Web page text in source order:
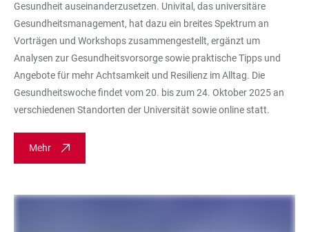
Gesundheit auseinanderzusetzen. Univital, das universitäre
Gesundheitsmanagement, hat dazu ein breites Spektrum an
Vorträgen und Workshops zusammengestellt, ergänzt um
Analysen zur Gesundheitsvorsorge sowie praktische Tipps und
Angebote für mehr Achtsamkeit und Resilienz im Alltag. Die
Gesundheitswoche findet vom 20. bis zum 24. Oktober 2025 an
verschiedenen Standorten der Universität sowie online statt.
Mehr